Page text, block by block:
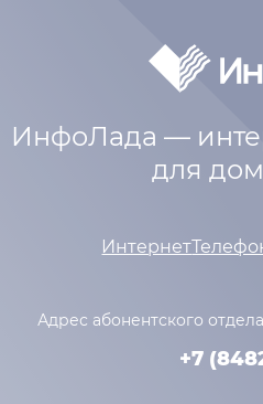
ИнфоЛада —
для
Интернет
Адрес абонентского
+7